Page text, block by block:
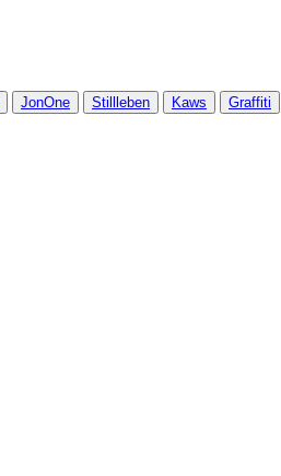
JonOne Stillleben Kaws Graffiti